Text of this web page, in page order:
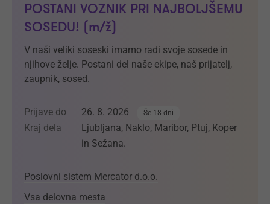
POSTANI VOZNIK PRI NAJBOLJŠEMU
SOSEDU! (m/ž)
V naši veliki soseski imamo radi svoje sosede in
njihove želje. Postani del naše ekipe, naš prijatelj,
zaupnik, sosed.
Prijave do 26. 8. 2026 Še 18 dni
Kraj dela
Ljubljana, Naklo, Maribor, Ptuj, Koper
in Sežana.
Poslovni sistem Mercator d.o.o.
Vsa delovna mesta